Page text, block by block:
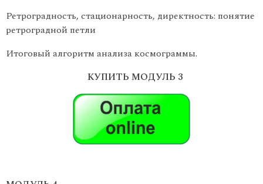
Ретроградность, стационарность, директность: понятие
ретроградной петли
Итоговый алгоритм анализа космограммы.
КУПИТЬ МОДУЛЬ 3